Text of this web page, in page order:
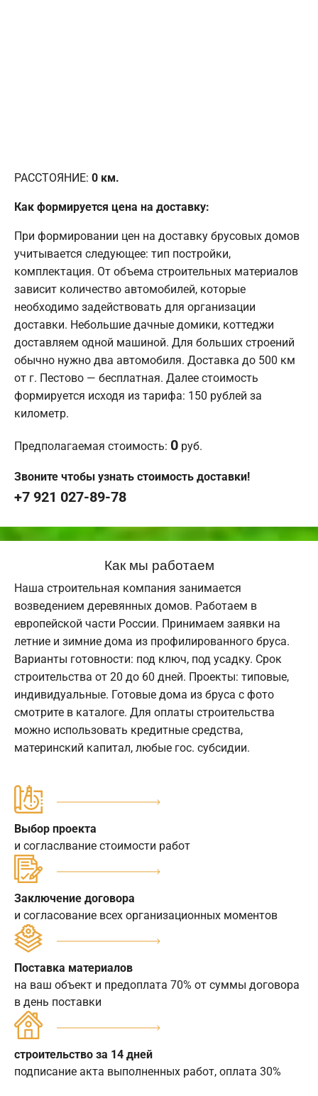
РАССТОЯНИЕ: 0 км.
Как формируется цена на доставку:
При формировании цен на доставку брусовых домов
учитывается следующее: тип постройки,
комплектация. От объема строительных материалов
зависит количество автомобилей, которые
необходимо задействовать для организации
доставки. Небольшие дачные домики, коттеджи
доставляем одной машиной. Для больших строений
обычно нужно два автомобиля. Доставка до 500 км
от г. Пестово — бесплатная. Далее стоимость
формируется исходя из тарифа: 150 рублей за
километр.
Предполагаемая стоимость: 0 руб.
Звоните чтобы узнать стоимость доставки!
+7 921 027-89-78
Как мы работаем
Наша строительная компания занимается
возведением деревянных домов. Работаем в
европейской части России. Принимаем заявки на
летние и зимние дома из профилированного бруса.
Варианты готовности: под ключ, под усадку. Срок
строительства от 20 до 60 дней. Проекты: типовые,
индивидуальные. Готовые дома из бруса с фото
смотрите в каталоге. Для оплаты строительства
можно использовать кредитные средства,
материнский капитал, любые гос. субсидии.
Выбор проекта
и согласлвание стоимости работ
Заключение договора
и согласование всех организационных моментов
Поставка материалов
на ваш объект и предоплата 70% от суммы договора
в день поставки
строительство за 14 дней
подписание акта выполненных работ, оплата 30%